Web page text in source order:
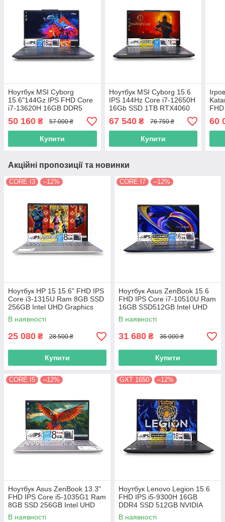
Ноутбук MSI Cyborg
15.6"144Gz IPS FHD Core
i7-13620H 16GB DDR5
SSD512GB Nvidia RTX
4050 6GB
50 160 ₴ 57 000 ₴
Купити
Ноутбук MSI Cyborg 15.6
IPS 144Hz Core i7-12650H
16Gb SSD 1TB RTX4060
8GB
67 540₴ 76 750 ₴
Купити
60
Акційні пропозиції та новинки
CORE I3 –12%
Ноутбук HP 15 15.6" FHD IPS
Сore i3-1315U Ram 8GB SSD
256GB Intel UHD Graphics
В наявності
25 080 ₴ 28 500 ₴
Купити
CORE I7 –12%
Ноутбук Asus ZenBook 15.6
FHD IPS Core i7-10510U Ram
16GB SSD512GB Intel UHD
Graphics
В наявності
31 680 ₴ 36 000 ₴
Купити
CORE I5 –12%
Ноутбук Asus ZenBook 13.3"
FHD IPS Core i5-1035G1 Ram
8GB SSD 256GB Intel UHD
Graphics
В наявності
GXT 1650 –12%
Ноутбук Lenovo Legion 15.6
FHD IPS i5-9300H 16GB
DDR4 SSD 512GB NVIDIA
GTX1650
В наявності